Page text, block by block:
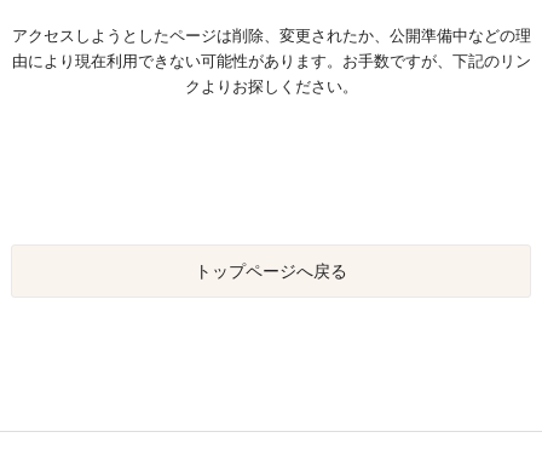
アクセスしようとしたページは削除、変更されたか、公開準備中などの理
由により現在利用できない可能性があります。お手数ですが、下記のリン
クよりお探しください。
トップページへ戻る